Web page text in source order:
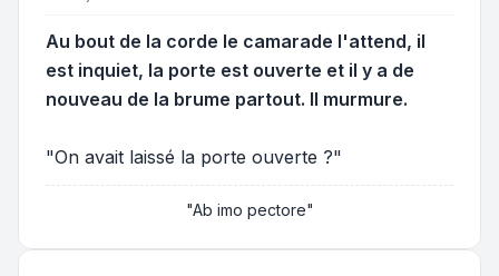
Au bout de la corde le camarade l'attend, il
est inquiet, la porte est ouverte et il y a de
nouveau de la brume partout. Il murmure.
"On avait laissé la porte ouverte ?"
"Ab imo pectore"